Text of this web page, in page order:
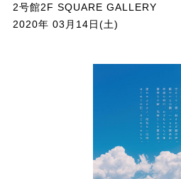
2号館2F SQUARE GALLERY
2020年 03月14日(土)